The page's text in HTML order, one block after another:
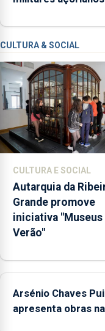
Verão”,
que
garante
a
abertura
dos
museus
e
núcleos
integrados
na
Rede
Municipal
de
aos
durante
o
missão na Roménia
CULTURA & SOCIAL
CULTURA E SOCIAL
Autarquia da
Grande promove
iniciativa "Museus
Verão"
Arsénio Chaves
apresenta obras na